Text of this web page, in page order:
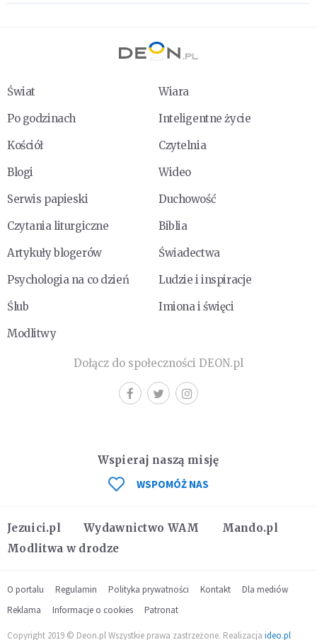
Świat
Wiara
Po godzinach
Inteligentne życie
Kościół
Czytelnia
Blogi
Wideo
Serwis papieski
Duchowość
Czytania liturgiczne
Biblia
Artykuły blogerów
Świadectwa
Psychologia na co dzień
Ludzie i inspiracje
Ślub
Imiona i święci
Modlitwy
Dołącz do społeczności DEON.pl
Jezuici.pl Wydawnictwo WAM
Mando.pl
Modlitwa w drodze
Wspieraj naszą misję
WSPOMÓŻ NAS
O portalu Regulamin Polityka prywatności Kontakt
Dla mediów
Reklama
Informacje o cookies Patronat
Copyright 2019 © Deon.pl Wszystkie prawa zastrzeżone. Realizacja ideo.pl